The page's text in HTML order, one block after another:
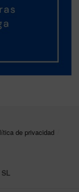
de privacidad